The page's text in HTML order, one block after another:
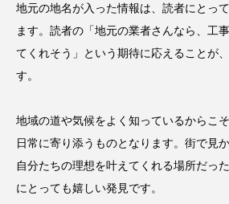
地元の地名が入った情報は、読者にとっ
ます。読者の「地元の業者さんなら、工
てくれそう」という期待に応えることが
す。
地域の道や気候をよく知っているからこ
日常に寄り添うものとなります。街で見
自分たちの理想を叶えてくれる場所だっ
にとっても嬉しい発見です。